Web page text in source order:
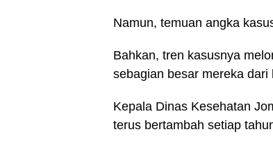
Namun, temuan angka
Bahkan, tren kasusnya
sebagian besar mereka
Kepala Dinas Kesehatan
terus bertambah setiap